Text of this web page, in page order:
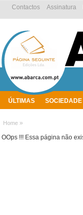
ÚLTIMAS SOCIEDADE
Assinatura
Contactos
Home »
OOps !!! Essa página não